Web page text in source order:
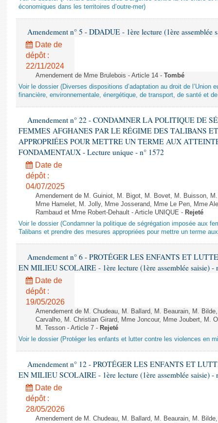
économiques dans les territoires d’outre-mer)
Amendement n° 5 - DDADUE - 1ère lecture (1ère assemblée
Date de
dépôt :
22/11/2024
Amendement de Mme Brulebois - Article 14 - Tombé
Voir le dossier (Diverses dispositions d’adaptation au droit de l’Union
financière, environnementale, énergétique, de transport, de santé et
Amendement n° 22 - CONDAMNER LA POLITIQUE DE
FEMMES AFGHANES PAR LE RÉGIME DES TALIBANS
APPROPRIÉES POUR METTRE UN TERME AUX
FONDAMENTAUX - Lecture unique - n° 1572
Date de
dépôt :
04/07/2025
Amendement de M. Guiniot, M. Bigot, M. Bovet, M. Buisson,
Mme Hamelet, M. Jolly, Mme Josserand, Mme Le Pen, Mme
Rambaud et Mme Robert-Dehault - Article UNIQUE - Rejeté
Voir le dossier (Condamner la politique de ségrégation imposée aux
Talibans et prendre des mesures appropriées pour mettre un terme
Amendement n° 6 - PROTÉGER LES ENFANTS ET
EN MILIEU SCOLAIRE - 1ère lecture (1ère assemblée saisie) -
Date de
dépôt :
19/05/2026
Amendement de M. Chudeau, M. Ballard, M. Beaurain, M.
Carvalho, M. Christian Girard, Mme Joncour, Mme Joubert, M.
M. Tesson - Article 7 - Rejeté
Voir le dossier (Protéger les enfants et lutter contre les violences en
Amendement n° 12 - PROTÉGER LES ENFANTS ET
EN MILIEU SCOLAIRE - 1ère lecture (1ère assemblée saisie) -
Date de
dépôt :
28/05/2026
Amendement de M. Chudeau, M. Ballard, M. Beaurain, M.